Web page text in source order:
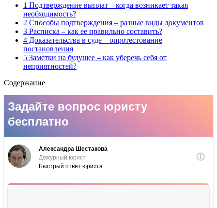
1 Подтверждение выплат – когда возникает такая
необходимость?
2 Способы подтверждения – разные виды документов
3 Расписка – как ее правильно составить?
4 Доказательства в суде – опротестование
постановления
5 Заметки на будущее – как уберечь себя от
неприятностей?
Содержание